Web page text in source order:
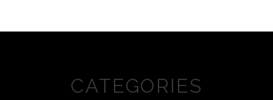
CATEGORIES